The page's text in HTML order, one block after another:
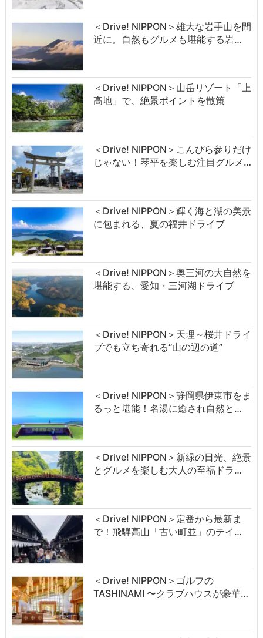
＜Drive! NIPPON＞雄大な岩手山を間
近に。自然もグルメも堪能する岩…
＜Drive! NIPPON＞山岳リゾート「上
高地」で、絶景ポイントを散策
＜Drive! NIPPON＞こんぴら参りだけ
じゃない！琴平を楽しむ注目グルメ…
＜Drive! NIPPON＞輝く海と湖の美景
に包まれる、夏の福井ドライブ
＜Drive! NIPPON＞奥三河の大自然を
堪能する、愛知・三河湖ドライブ
＜Drive! NIPPON＞天理～桜井ドライ
ブでも立ち寄れる“山の辺の道”
＜Drive! NIPPON＞静岡県伊東市をま
るっと堪能！名湯に癒され自然と…
＜Drive! NIPPON＞新緑の日光、絶景
とグルメを楽しむ大人の至福ドラ…
＜Drive! NIPPON＞定番から最新ま
で！飛騨高山「古い町並」のテイ…
＜Drive! NIPPON＞ゴルフの
TASHINAMI 〜クラブハウスが豪華…